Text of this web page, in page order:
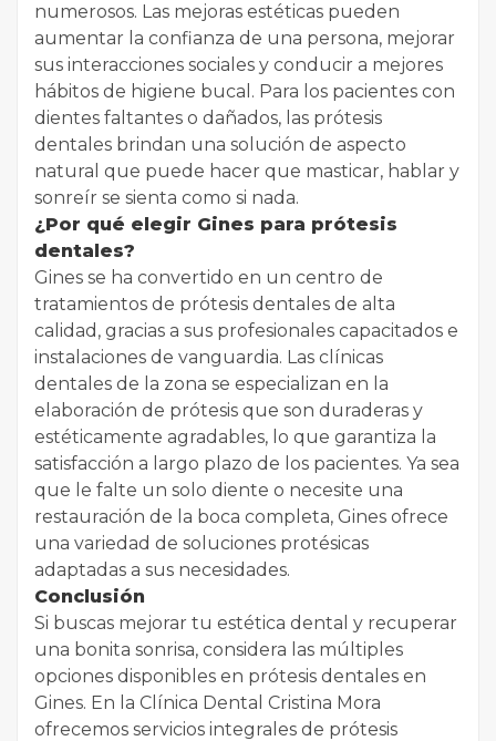
numerosos. Las mejoras estéticas pueden
aumentar la confianza de una persona, mejorar
sus interacciones sociales y conducir a mejores
hábitos de higiene bucal. Para los pacientes con
dientes faltantes o dañados, las prótesis
dentales brindan una solución de aspecto
natural que puede hacer que masticar, hablar y
sonreír se sienta como si nada.
¿Por qué elegir Gines para prótesis
dentales?
Gines se ha convertido en un centro de
tratamientos de prótesis dentales de alta
calidad, gracias a sus profesionales capacitados e
instalaciones de vanguardia. Las clínicas
dentales de la zona se especializan en la
elaboración de prótesis que son duraderas y
estéticamente agradables, lo que garantiza la
satisfacción a largo plazo de los pacientes. Ya sea
que le falte un solo diente o necesite una
restauración de la boca completa, Gines ofrece
una variedad de soluciones protésicas
adaptadas a sus necesidades.
Conclusión
Si buscas mejorar tu estética dental y recuperar
una bonita sonrisa, considera las múltiples
opciones disponibles en prótesis dentales en
Gines. En la Clínica Dental Cristina Mora
ofrecemos servicios integrales de prótesis